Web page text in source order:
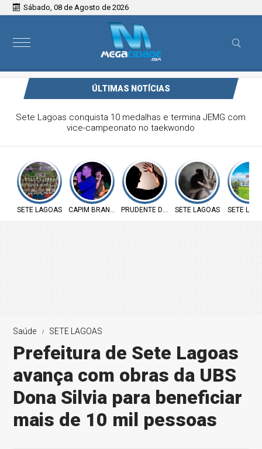
Sábado, 08 de Agosto de 2026
ÚLTIMAS NOTÍCIAS
Victor & Bruno são destaque no ForróCap em Capim
Branco
SETE LAGOAS CAPIM BRANCO PRUDENTE DE MORAISSETE LAGOAS SETE
Saúde SETE LAGOAS
Prefeitura de Sete Lagoas
avança com obras da UBS
Dona Silvia para beneficiar
mais de 10 mil pessoas